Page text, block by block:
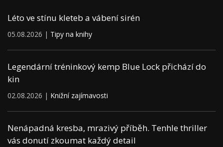
Léto ve stínu kleteb a vábení sirén
05.08.2026 | Tipy na knihy
Legendární tréninkový kemp Blue Lock přichází do
kin
02.08.2026 | Knižní zajímavosti
Nenápadná kresba, mrazivý příběh. Tenhle thriller
vás donutí zkoumat každý detail